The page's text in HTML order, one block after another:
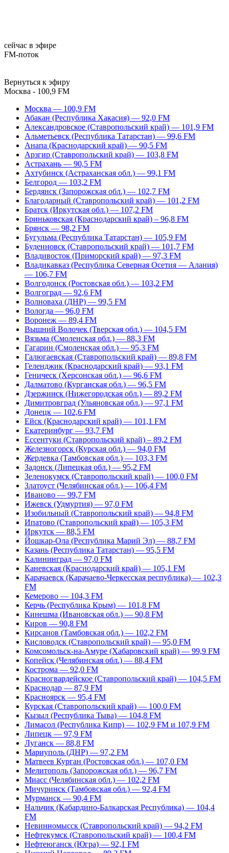
сейчас в эфире
FM-поток
Вернуться к эфиру
Москва - 100,9 FM
Москва — 100,9 FM
Абакан (Республика Хакасия) — 92,0 FM
Александровское (Ставропольский край) — 101,9 FM
Альметьевск (Республика Татарстан) — 99,6 FM
Анапа (Краснодарский край) — 90,5 FM
Арзгир (Ставропольский край) — 103,8 FM
Астрахань — 90,5 FM
Ахтубинск (Астраханская обл.) — 99,1 FM
Белгород — 103,2 FM
Бердянск (Запорожская обл.) — 102,7 FM
Благодарный (Ставропольский край) — 101,2 FM
Братск (Иркутская обл.) — 107,2 FM
Бриньковская (Краснодарский край) – 96,8 FM
Брянск — 98,2 FM
Бугульма (Республика Татарстан) — 105,9 FM
Буденновск (Ставропольский край) — 101,7 FM
Владивосток (Приморский край) — 97,3 FM
Владикавказ (Республика Северная Осетия — Алания)
— 106,7 FM
Волгодонск (Ростовская обл.) — 103,2 FM
Волгоград — 92,6 FM
Волноваха (ДНР) — 99,5 FM
Вологда — 96,0 FM
Воронеж — 89,4 FM
Вышний Волочек (Тверская обл.) — 104,5 FM
Вязьма (Смоленская обл.) — 88,3 FM
Гагарин (Смоленская обл.) — 95,3 FM
Галюгаевская (Ставропольский край) — 89,8 FM
Геленджик (Краснодарский край) — 93,1 FM
Геническ (Херсонская обл.) — 96,6 FM
Далматово (Курганская обл.) — 96,5 FM
Дзержинск (Нижегородская обл.) — 89,2 FM
Димитровград (Ульяновская обл.) — 97,1 FM
Донецк — 102,6 FM
Ейск (Краснодарский край) — 101,1 FM
Екатеринбург — 93,7 FM
Ессентуки (Ставропольский край) – 89,2 FM
Железногорск (Курская обл.) — 94,0 FM
Жердевка (Тамбовская обл.) — 103,3 FM
Задонск (Липецкая обл.) — 95,2 FM
Зеленокумск (Ставропольский край) — 100,0 FM
Златоуст (Челябинская обл.) — 106,4 FM
Иваново — 99,7 FM
Ижевск (Удмуртия) — 97,0 FM
Изобильный (Ставропольский край) — 94,8 FM
Ипатово (Ставропольский край) — 105,3 FM
Иркутск — 88,5 FM
Йошкар-Ола (Республика Марий Эл) — 88,7 FM
Казань (Республика Татарстан) — 95,5 FM
Калининград — 97,0 FM
Каневская (Краснодарский край) — 105,1 FM
Карачаевск (Карачаево-Черкесская республика) — 102,3
FM
Кемерово — 104,3 FM
Керчь (Республика Крым) — 101,8 FM
Кинешма (Ивановская обл.) — 90,8 FM
Киров — 90,8 FM
Кирсанов (Тамбовская обл.) — 102,2 FM
Кисловодск (Ставропольский край) — 95,0 FM
Комсомольск-на-Амуре (Хабаровский край) — 99,9 FM
Копейск (Челябинская обл.) — 88,4 FM
Кострома — 92,0 FM
Красногвардейское (Ставропольский край) — 104,5 FM
Краснодар — 87,9 FM
Красноярск — 95,4 FM
Курская (Ставропольский край) — 100,0 FM
Кызыл (Республика Тыва) — 104,8 FM
Лимасол (Республика Кипр) — 102,9 FM и 107,9 FM
Липецк — 97,9 FM
Луганск — 88,8 FM
Мариуполь (ДНР) — 97,2 FM
Матвеев Курган (Ростовская обл.) — 107,0 FM
Мелитополь (Запорожская обл.) — 96,7 FM
Миасс (Челябинская обл.) — 102,2 FM
Мичуринск (Тамбовская обл.) — 92,4 FM
Мурманск — 90,4 FM
Нальчик (Кабардино-Балкарская Республика) — 104,4
FM
Невинномысск (Ставропольский край) — 94,2 FM
Нефтекумск (Ставропольский край) — 100,4 FM
Нефтеюганск (Югра) — 92,1 FM